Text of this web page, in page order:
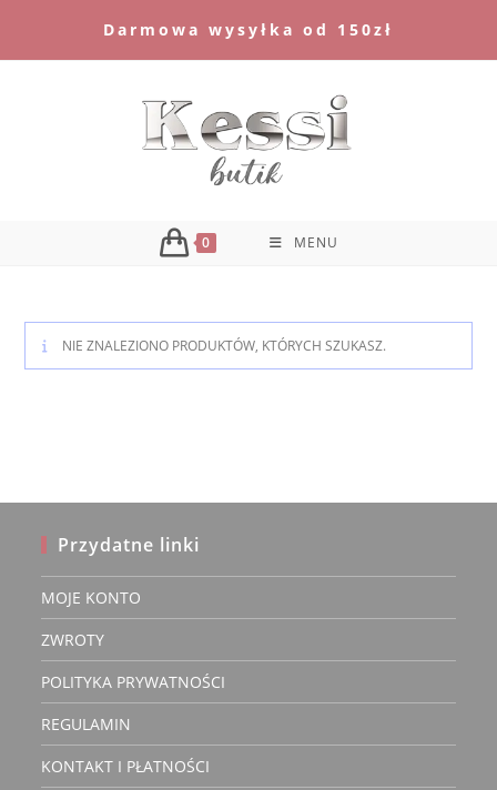
Darmowa wysyłka od 150zł
0 MENU
NIE ZNALEZIONO PRODUKTÓW, KTÓRYCH SZUKASZ.
Przydatne linki
MOJE KONTO
ZWROTY
POLITYKA PRYWATNOŚCI
REGULAMIN
KONTAKT I PŁATNOŚCI